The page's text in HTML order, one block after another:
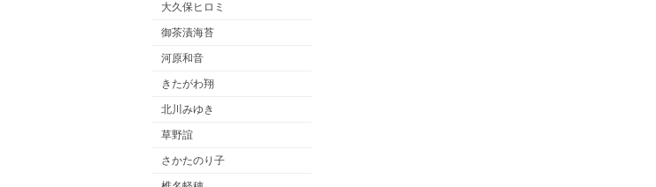
大久保ヒロミ
御茶漬海苔
河原和音
きたがわ翔
北川みゆき
草野誼
さかたのり子